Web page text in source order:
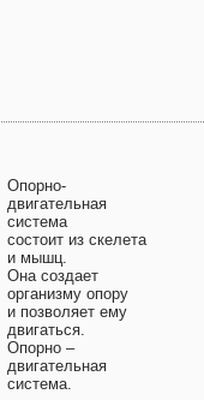
Опорно-
двигательная
система
состоит из скелета
и мышц.
Она создает
организму опору
и позволяет ему
двигаться.
Опорно –
двигательная
система.